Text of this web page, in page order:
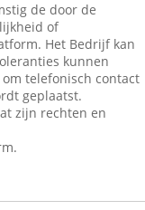
de door de
of
Het Bedrijf kan
kunnen
telefonisch contact
geplaatst.
zijn rechten en